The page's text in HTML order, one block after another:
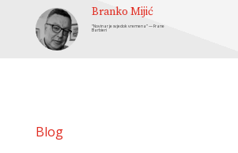
Branko Mijić
“Novinar je svjedok vremena” — Frane
Barbieri
Blog